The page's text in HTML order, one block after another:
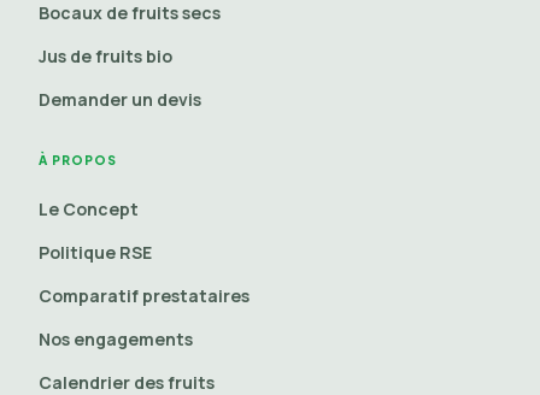
Bocaux de fruits secs
Jus de fruits bio
Demander un devis
À PROPOS
Le Concept
Politique RSE
Comparatif prestataires
Nos engagements
Calendrier des fruits